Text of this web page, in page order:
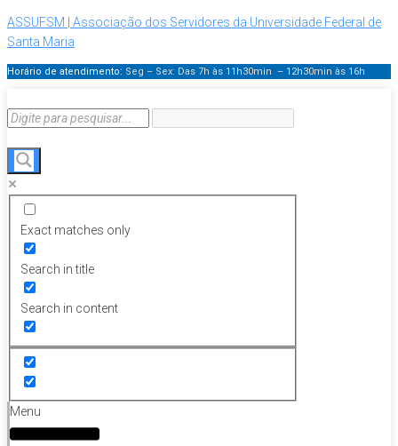
ASSUFSM | Associação dos Servidores da Universidade Federal de
Santa Maria
Horário de atendimento: Seg – Sex: Das 7h às 11h30min – 12h30min às 16h
Exact matches only
Search in title
Search in content
Menu